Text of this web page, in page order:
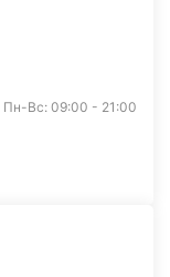
Пн-Вс: 09:00 - 21:00